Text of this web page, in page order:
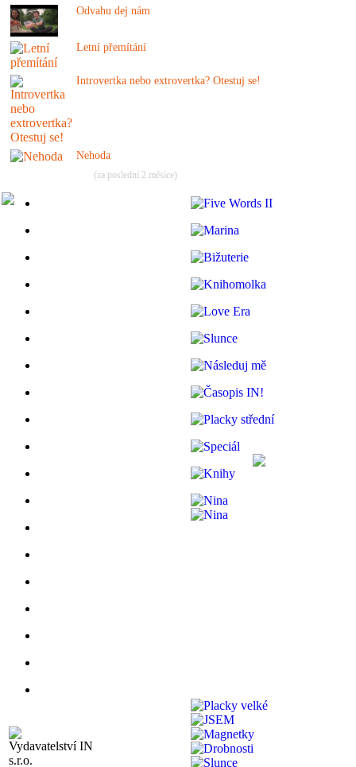
Odvahu dej nám
Letní přemítání
Introvertka nebo extrovertka? Otestuj se!
Nehoda
(za poslední 2 měsíce)
Vydavatelství IN
s.r.o.